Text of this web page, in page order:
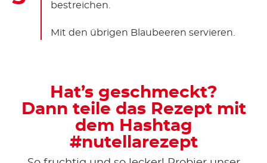
bestreichen.
Mit den übrigen Blaubeeren servieren.
Hat’s geschmeckt?
Dann teile das Rezept mit
dem Hashtag
#nutellarezept